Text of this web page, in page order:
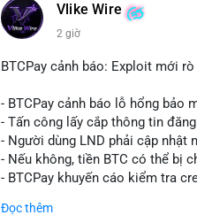
xuất hiện dòng tiền lớn, nhưng
lệnh chuyển tiếp theo.
Lời khuyên:
định xu hướng rõ ràng hơn.
hợp với khối lượng giao dịch
#289btc #chuyenvilon
Vlike Wire
2 giờ
BTCPay cảnh báo: Exploit mới
- BTCPay cảnh báo lỗ hổng bảo
- Tấn công lấy cắp thông tin
- Người dùng LND phải cập nhật
- Nếu không, tiền BTC có thể bị
- BTCPay khuyến cáo kiểm tra
Đọc thêm